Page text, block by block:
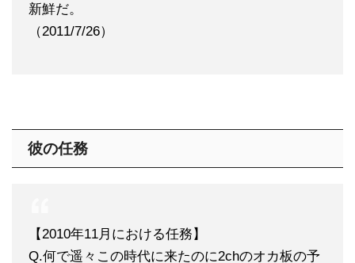
新鮮だ。
（2011/7/26）
彼の任務
【2010年11月における任務】
Q.何で遥々この時代に来たのに2chのオカ板の予